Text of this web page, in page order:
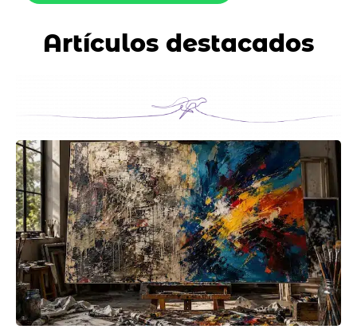
Artículos destacados